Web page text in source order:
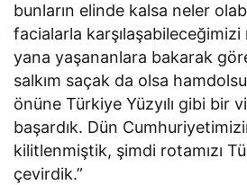
bunların elinde kalsa neler
facialarla karşılaşabileceğimizi
yana yaşananlara bakarak
salkım saçak da olsa
önüne Türkiye Yüzyılı gibi bir
başardık. Dün
kilitlenmiştik, şimdi rotamızı
çevirdik.”